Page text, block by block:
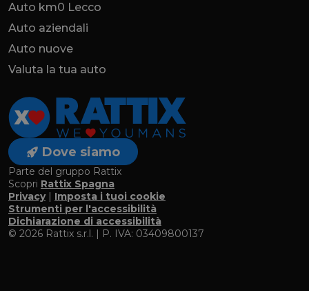
Auto km0 Lecco
Auto aziendali
Auto nuove
Valuta la tua auto
Dove siamo
Parte del gruppo Rattix
Scopri Rattix Spagna
Privacy| Imposta i tuoi cookie
Strumenti per l'accessibilità
Dichiarazione di accessibilità
© 2026 Rattix s.r.l. | P. IVA: 03409800137